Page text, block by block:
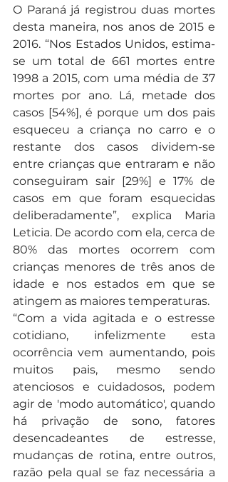
O Paraná já registrou duas mortes
desta maneira, nos anos de 2015 e
2016. “Nos Estados Unidos, estima-
se um total de 661 mortes entre
1998 a 2015, com uma média de 37
mortes por ano. Lá, metade dos
casos [54%], é porque um dos pais
esqueceu a criança no carro e o
restante dos casos dividem-se
entre crianças que entraram e não
conseguiram sair [29%] e 17% de
casos em que foram esquecidas
deliberadamente”, explica Maria
Leticia. De acordo com ela, cerca de
80% das mortes ocorrem com
crianças menores de três anos de
idade e nos estados em que se
atingem as maiores temperaturas.
“Com a vida agitada e o estresse
cotidiano, infelizmente esta
ocorrência vem aumentando, pois
muitos pais, mesmo sendo
atenciosos e cuidadosos, podem
agir de 'modo automático', quando
há privação de sono, fatores
desencadeantes de estresse,
mudanças de rotina, entre outros,
razão pela qual se faz necessária a